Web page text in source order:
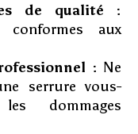
de qualité :
conformes aux
: Ne
serrure vous-
dommages